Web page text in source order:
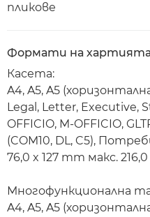
пликове
Формати на
Касета:
A4, A5, A5
Legal, Letter, Executive,
OFFICIO, M-OFFICIO,
(COM10, DL, C5),
76,0 x 127 mm макс.
Многофункционална
A4, A5, A5